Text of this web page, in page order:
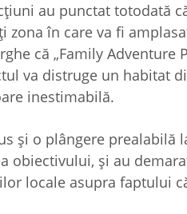
au punctat totodată
zona în care va fi
că „Family
va distruge un habitat
inestimabilă.
și o plângere prealabilă
obiectivului, și au
locale asupra faptului